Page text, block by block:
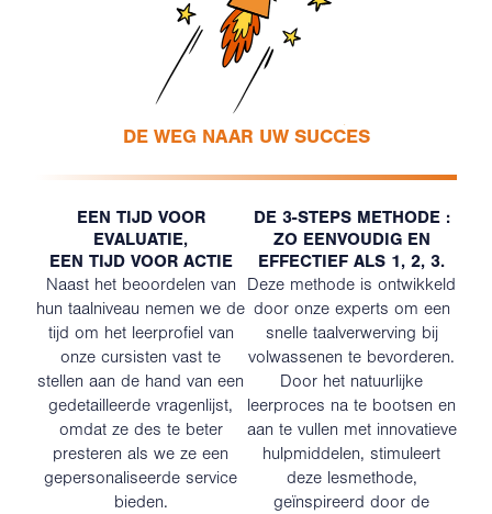
DE WEG NAAR UW SUCCES
EEN TIJD VOOR
EVALUATIE,
EEN TIJD VOOR ACTIE
Naast het beoordelen van
hun taalniveau nemen we de
tijd om het leerprofiel van
onze cursisten vast te
stellen aan de hand van een
gedetailleerde vragenlijst,
omdat ze des te beter
presteren als we ze een
gepersonaliseerde service
bieden.
DE 3-STEPS METHODE :
ZO EENVOUDIG EN
EFFECTIEF ALS 1, 2, 3.
Deze methode is ontwikkeld
door onze experts om een
snelle taalverwerving bij
volwassenen te bevorderen.
Door het natuurlijke
leerproces na te bootsen en
aan te vullen met innovatieve
hulpmiddelen, stimuleert
deze lesmethode,
geïnspireerd door de